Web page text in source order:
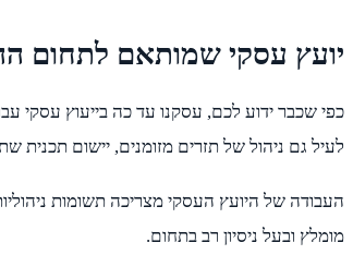
יועץ עסקי שמותאם לתחום
כפי שכבר ידוע לכם, עסקנו עד כה בייעוץ עסקי
לעיל גם ניהול של תזרים מזומנים, יישום תכנית
העבודה של היועץ העסקי מצריכה תשומות
מומלץ ובעל ניסיון רב בתחום.